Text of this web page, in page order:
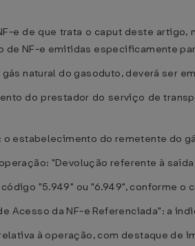
e de que trata o caput deste
de NF-e emitidas especificamente
natural do gasoduto, deverá ser
do prestador do serviço de
o estabelecimento do remetente do
"Devolução referente à
código "5.949" ou "6.949", conforme
Acesso da NF-e Referenciada": a
à operação, com destaque de